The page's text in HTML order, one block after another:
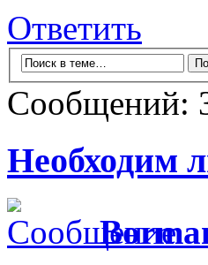
Ответить
Сообщений:
Необходим